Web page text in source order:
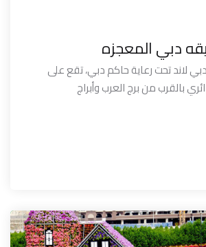
دبي المعجزه
لاند تحت رعاية حاكم دبي، تقع على
بالقرب من برج العرب وأبراج